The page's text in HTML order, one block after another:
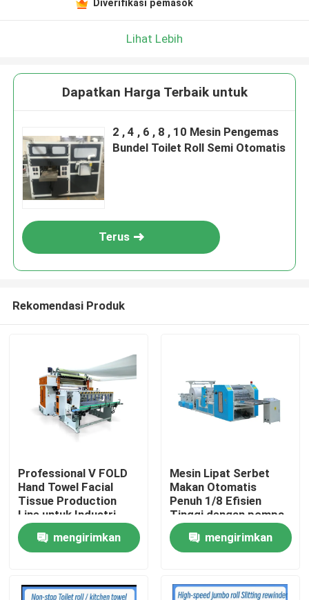
Rumah
Produk
Diverifikasi pemasok
Lihat Lebih
Dapatkan Harga Terbaik untuk
2 , 4 , 6 , 8 , 10 Mesin Pengemas
Bundel Toilet Roll Semi Otomatis
Terus
Rekomendasi Produk
Professional V FOLD
Hand Towel Facial
Tissue Production
Line untuk Industri
Tissue dengan unit
transfer otomatis
mengirimkan
Mesin Lipat Serbet
Makan Otomatis
Penuh 1/8 Efisien
Tinggi dengan pompa
vakum
mengirimkan